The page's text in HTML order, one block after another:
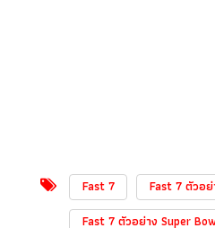
Fast 7
Fast 7 ตัวอย่
Fast 7 ตัวอย่าง Super